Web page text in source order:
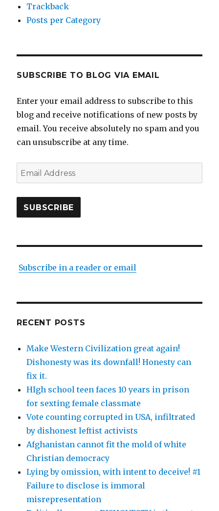
Trackback
Posts per Category
SUBSCRIBE TO BLOG VIA EMAIL
Enter your email address to subscribe to this
blog and receive notifications of new posts by
email. You receive absolutely no spam and you
can unsubscribe at any time.
Email
Address
SUBSCRIBE
Subscribe in a reader or email
RECENT POSTS
Make Western Civilization great again!
Dishonesty was its downfall! Honesty can
fix it.
HIgh school teen faces 10 years in prison
for sexting female classmate
Vote counting corrupted in USA, infiltrated
by dishonest leftist activists
Afghanistan cannot fit the mold of white
Christian democracy
Lying by omission, with intent to deceive! #1
Failure to disclose is immoral
misrepresentation